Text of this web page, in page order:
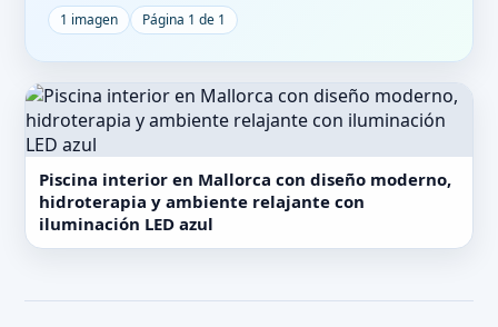
1 imagen Página 1 de 1
Piscina interior en Mallorca con diseño moderno,
hidroterapia y ambiente relajante con
iluminación LED azul